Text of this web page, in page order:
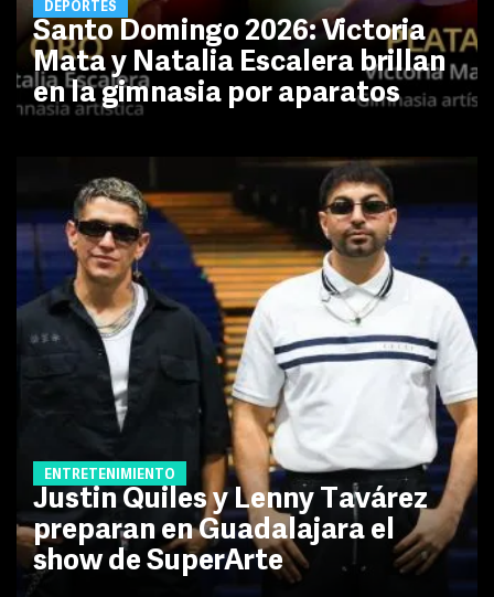
DEPORTES
Santo Domingo 2026: Victoria
Mata y Natalia Escalera brillan
en la gimnasia por aparatos
ENTRETENIMIENTO
Justin Quiles y Lenny Tavárez
preparan en Guadalajara el
show de SuperArte